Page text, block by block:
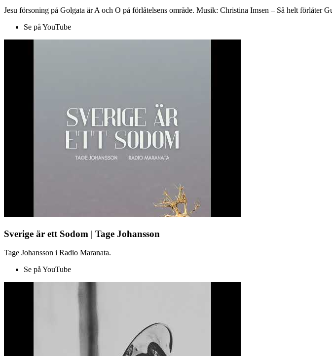
Jesu försoning på Golgata är A och O på förlåtelsens område. Musik: Christina Imsen – Så helt förlåter
Se på YouTube
Sverige är ett Sodom | Tage Johansson
Tage Johansson i Radio Maranata.
Se på YouTube